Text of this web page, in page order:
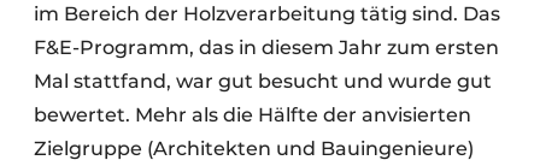
im Bereich der Holzverarbeitung tätig sind. Das
F&E-Programm, das in diesem Jahr zum ersten
Mal stattfand, war gut besucht und wurde gut
bewertet. Mehr als die Hälfte der anvisierten
Zielgruppe (Architekten und Bauingenieure)